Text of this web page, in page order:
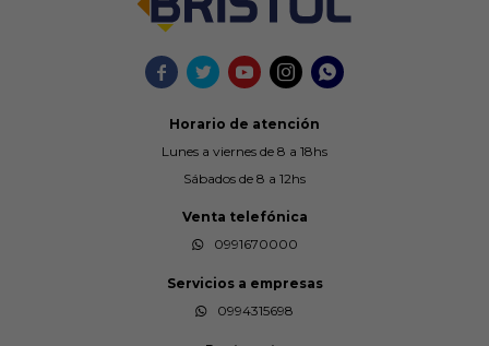
    
Horario de atención
Lunes a viernes de 8 a 18hs
Sábados de 8 a 12hs
Venta telefónica
0991670000
Servicios a empresas
0994315698